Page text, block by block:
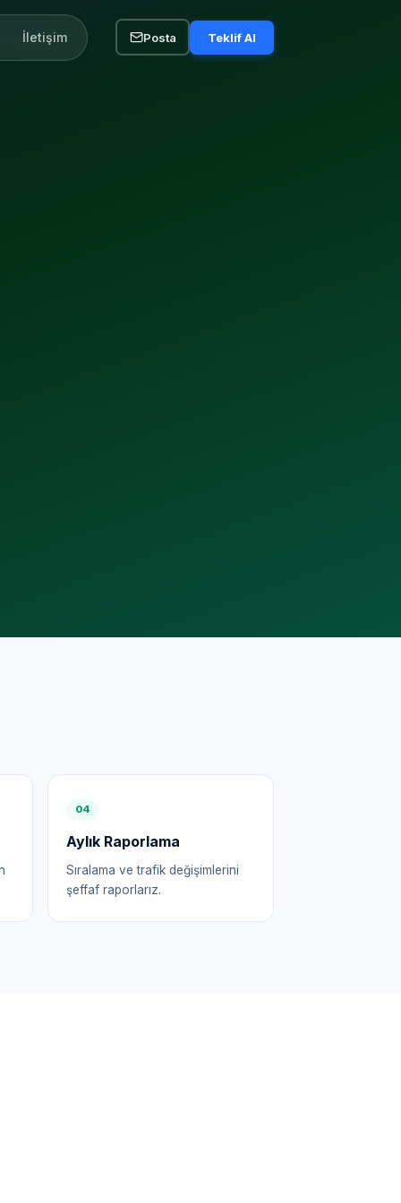
İletişim Posta Teklif Al
04
Aylık Raporlama
Sıralama ve trafik değişimlerini
şeffaf raporlarız.